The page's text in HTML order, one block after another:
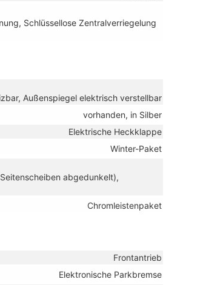
Schlüssellose Zentralverriegelung
Außenspiegel elektrisch verstellbar
vorhanden, in Silber
Elektrische Heckklappe
Winter-Paket
abgedunkelt),
Chromleistenpaket
Frontantrieb
Elektronische Parkbremse